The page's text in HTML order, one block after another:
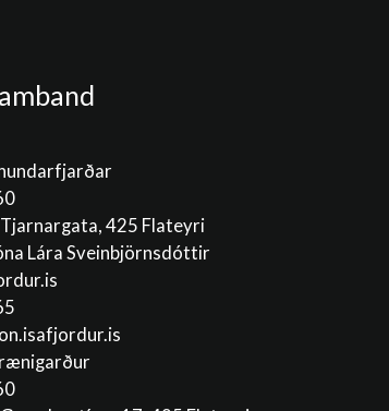
425 Flateyri
Lára Sveinbjörnsdóttir